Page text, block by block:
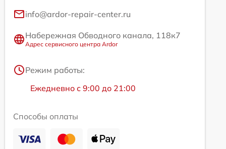
info@ardor-repair-center.ru
Набережная Обводного канала, 118к7
Адрес сервисного центра Ardor
Режим работы:
Ежедневно с 9:00 до 21:00
Способы оплаты